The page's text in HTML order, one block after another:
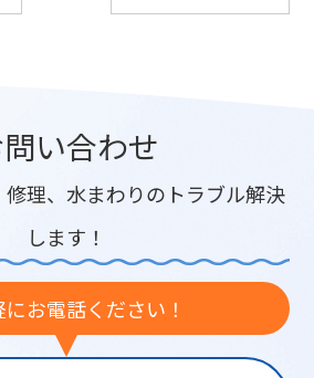
い合わせ
理、水まわりのトラブル解決
します！
にお電話ください！